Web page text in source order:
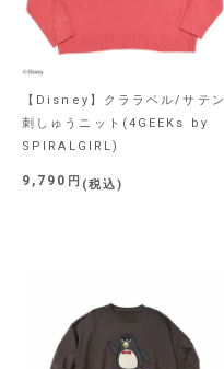
【Disney】クララベル/サテン
刺しゅうニット(4GEEKs by
SPIRALGIRL)
9,790 税込